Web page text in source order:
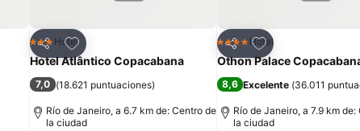
Compartir
Agregar a favoritos
3 Estrellas
Hotel
Hotel Atlântico Copacabana
7,0 (18.621 puntuaciones)
Río de Janeiro, a 6.7 km de: Centro de
la ciudad
Compartir
Agregar a
4 EstrellasHotel
Othon Palace
8,6 Excelente (36.011
Río de Janeiro, a 7.9 km de:
la ciudad